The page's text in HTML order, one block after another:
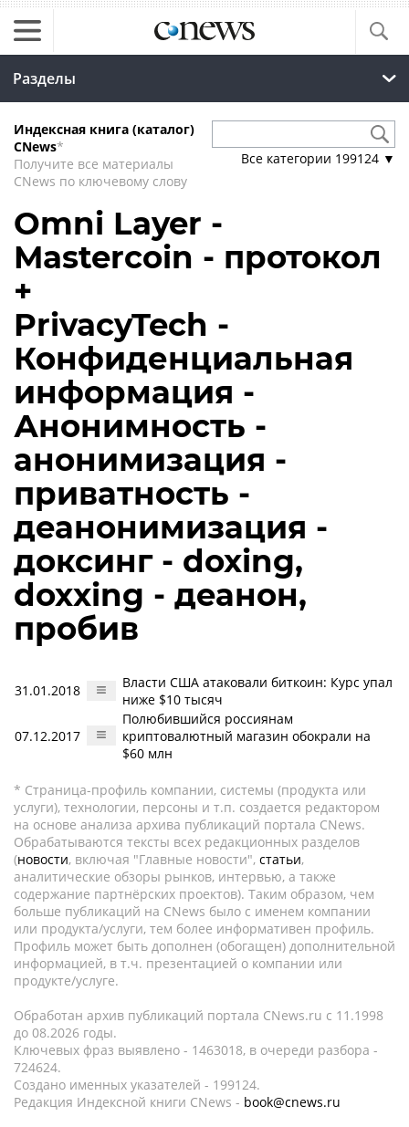
Разделы
Индексная книга (каталог)
CNews*
Получите все материалы
CNews по ключевому слову
Все категории 199124 ▼
Omni Layer -
Mastercoin - протокол
+
PrivacyTech -
Конфиденциальная
информация -
Анонимность -
анонимизация -
приватность -
деанонимизация -
доксинг - doxing,
doxxing - деанон,
пробив
31.01.2018
Власти США атаковали биткоин: Курс упал
ниже $10 тысяч
07.12.2017
Полюбившийся россиянам
криптовалютный магазин обокрали на
$60 млн
* Страница-профиль компании, системы (продукта или
услуги), технологии, персоны и т.п. создается редактором
на основе анализа архива публикаций портала CNews.
Обрабатываются тексты всех редакционных разделов
(новости, включая "Главные новости", статьи,
аналитические обзоры рынков, интервью, а также
содержание партнёрских проектов). Таким образом, чем
больше публикаций на CNews было с именем компании
или продукта/услуги, тем более информативен профиль.
Профиль может быть дополнен (обогащен) дополнительной
информацией, в т.ч. презентацией о компании или
продукте/услуге.
Обработан архив публикаций портала CNews.ru c 11.1998
до 08.2026 годы.
Ключевых фраз выявлено - 1463018, в очереди разбора -
724624.
Создано именных указателей - 199124.
Редакция Индексной книги CNews - book@cnews.ru